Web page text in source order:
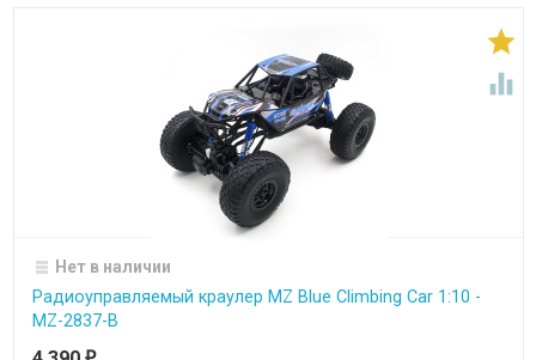


Нет в наличии
Радиоуправляемый краулер MZ Blue Climbing Car 1:10 -
MZ-2837-B